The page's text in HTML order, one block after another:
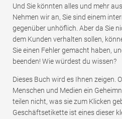
Und Sie könnten alles und mehr
Nehmen wir an, Sie sind einem
gegenüber unhöflich. Aber da Sie
dem Kunden verhalten sollen,
Sie einen Fehler gemacht haben,
beenden! Wie würdest du wissen?
Dieses Buch wird es Ihnen zeigen.
Menschen und Medien ein
teilen nicht, was sie zum Klicken
Geschäftsetikette ist eines dieser